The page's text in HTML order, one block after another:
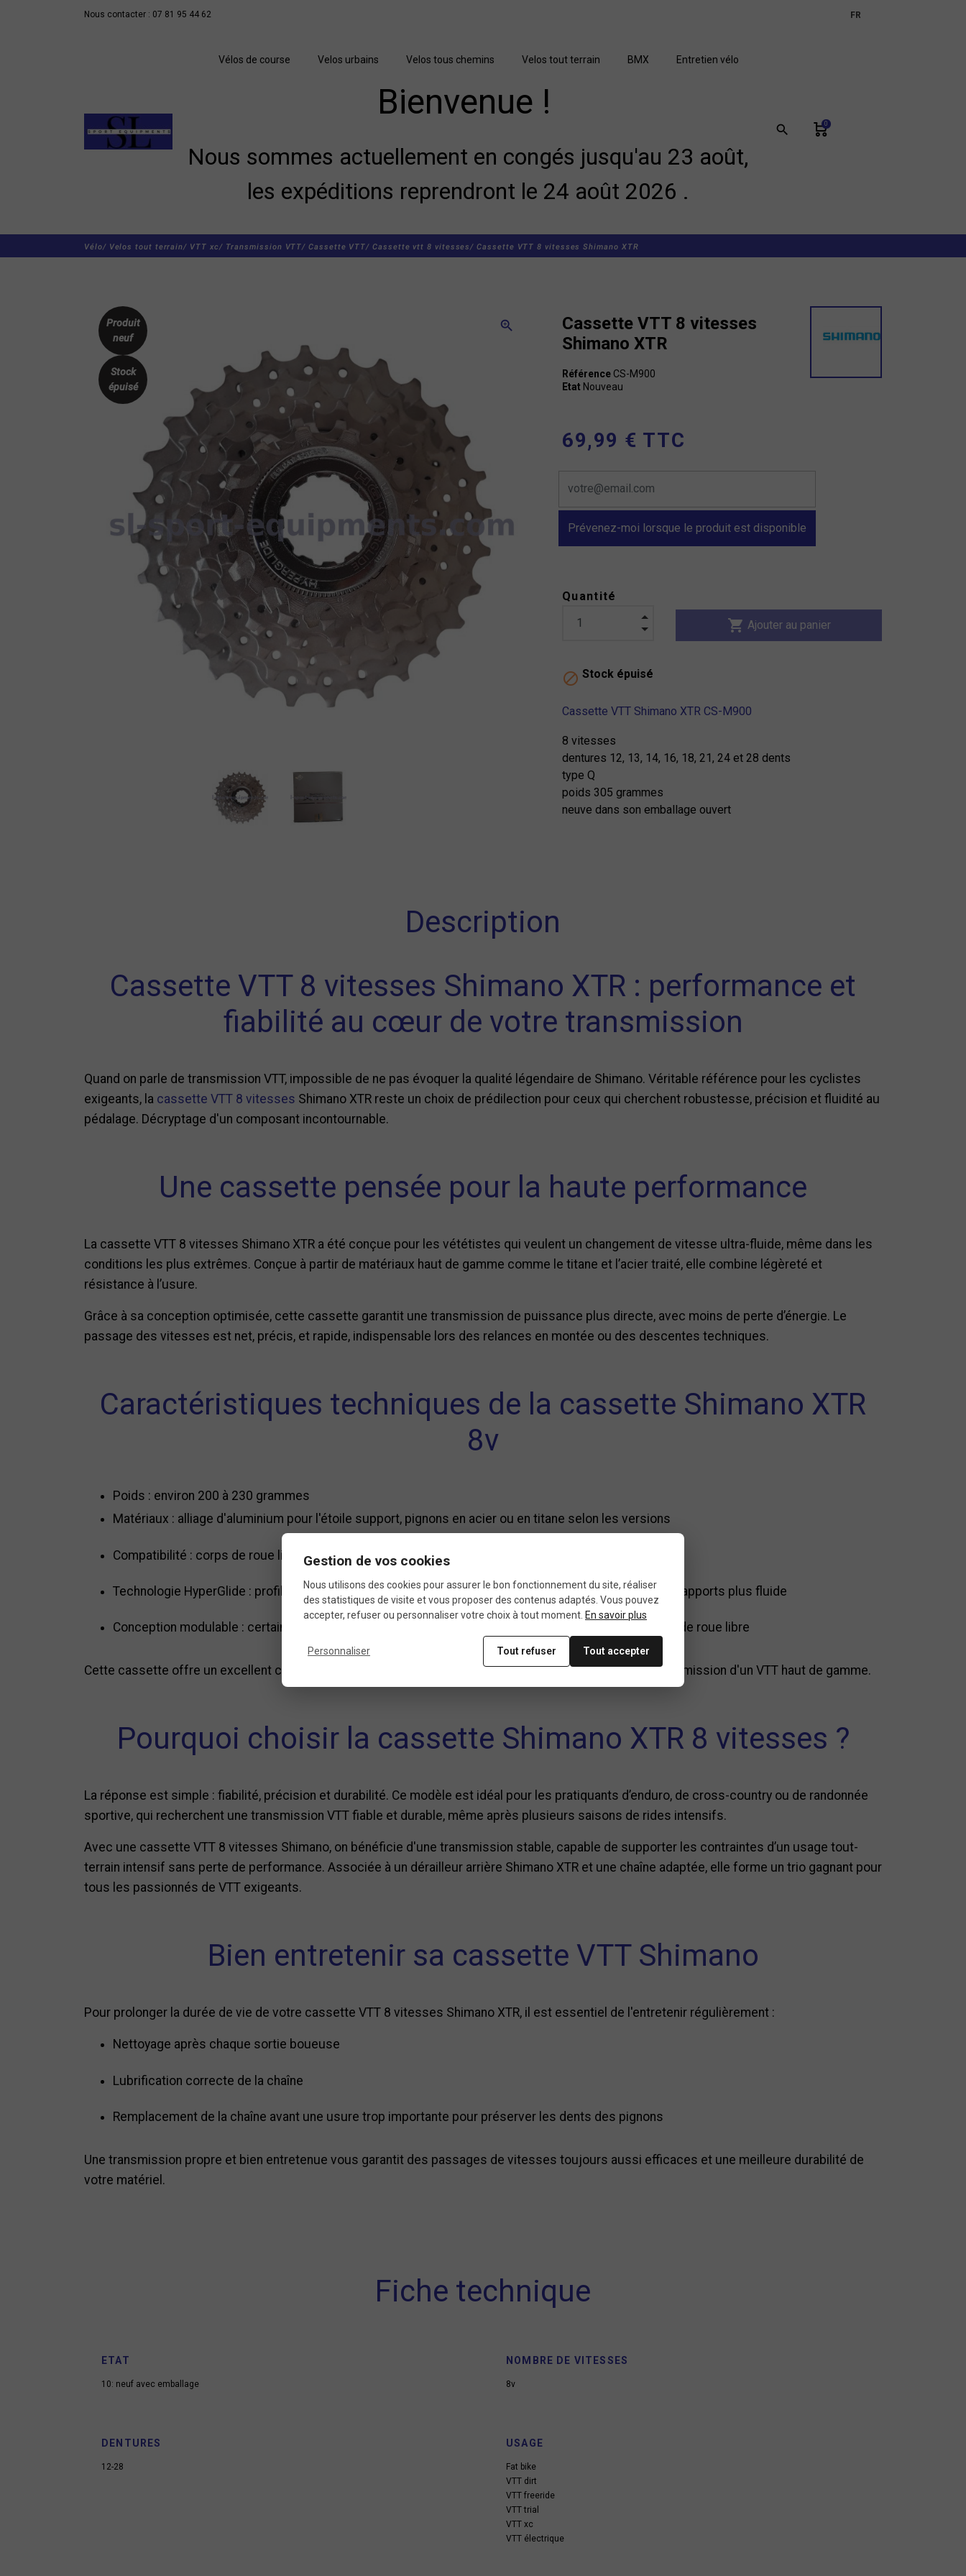
Nous contacter : 07 81 95 44 62
FR
Vélos de course Velos urbains Velos tous chemins Velos tout terrain BMX Entretien vélo
Bienvenue !
Nous sommes actuellement en congés jusqu'au 23 août,
les expéditions reprendront le 24 août 2026 .
search 0
Vélo/ Velos tout terrain/ VTT xc/ Transmission VTT/ Cassette VTT/ Cassette vtt 8 vitesses/ Cassette VTT 8 vitesses Shimano XTR
zoom_in
Produit
neuf
Stock
épuisé
Cassette VTT 8 vitesses
Shimano XTR
Référence CS-M900
Etat Nouveau
69,99 € TTC
Prévenez-moi lorsque le produit est disponible
Quantité
shopping_cart Ajouter au panier
 Stock épuisé
Cassette VTT Shimano XTR CS-M900
8 vitesses
dentures 12, 13, 14, 16, 18, 21, 24 et 28 dents
type Q
poids 305 grammes
neuve dans son emballage ouvert
Description
Cassette VTT 8 vitesses Shimano XTR : performance et
fiabilité au cœur de votre transmission
Quand on parle de transmission VTT, impossible de ne pas évoquer la qualité légendaire de Shimano. Véritable référence pour les cyclistes
exigeants, la cassette VTT 8 vitesses Shimano XTR reste un choix de prédilection pour ceux qui cherchent robustesse, précision et fluidité au
pédalage. Décryptage d'un composant incontournable.
Une cassette pensée pour la haute performance
La cassette VTT 8 vitesses Shimano XTR a été conçue pour les vététistes qui veulent un changement de vitesse ultra-fluide, même dans les
conditions les plus extrêmes. Conçue à partir de matériaux haut de gamme comme le titane et l’acier traité, elle combine légèreté et
résistance à l’usure.
Grâce à sa conception optimisée, cette cassette garantit une transmission de puissance plus directe, avec moins de perte d’énergie. Le
passage des vitesses est net, précis, et rapide, indispensable lors des relances en montée ou des descentes techniques.
Caractéristiques techniques de la cassette Shimano XTR
8v
Poids : environ 200 à 230 grammes
Matériaux : alliage d'aluminium pour l'étoile support, pignons en acier ou en titane selon les versions
Compatibilité : corps de roue libre Shimano standard, compatible avec les chaînes 8 vitesses
Technologie HyperGlide : profils de dents et rampes de changement optimisés pour un passage des rapports plus fluide
Conception modulable : certains pignons sont montés sur des supports pour limiter l’usure du corps de roue libre
Cette cassette offre un excellent compromis entre solidité et poids, deux critères essentiels dans la transmission d'un VTT haut de gamme.
Pourquoi choisir la cassette Shimano XTR 8 vitesses ?
La réponse est simple : fiabilité, précision et durabilité. Ce modèle est idéal pour les pratiquants d’enduro, de cross-country ou de randonnée
sportive, qui recherchent une transmission VTT fiable et durable, même après plusieurs saisons de rides intensifs.
Avec une cassette VTT 8 vitesses Shimano, on bénéficie d'une transmission stable, capable de supporter les contraintes d’un usage tout-
terrain intensif sans perte de performance. Associée à un dérailleur arrière Shimano XTR et une chaîne adaptée, elle forme un trio gagnant pour
tous les passionnés de VTT exigeants.
Bien entretenir sa cassette VTT Shimano
Pour prolonger la durée de vie de votre cassette VTT 8 vitesses Shimano XTR, il est essentiel de l'entretenir régulièrement :
Nettoyage après chaque sortie boueuse
Lubrification correcte de la chaîne
Remplacement de la chaîne avant une usure trop importante pour préserver les dents des pignons
Une transmission propre et bien entretenue vous garantit des passages de vitesses toujours aussi efficaces et une meilleure durabilité de
votre matériel.
Fiche technique
ETAT
10: neuf avec emballage
NOMBRE DE VITESSES
8v
DENTURES
12-28
USAGE
Fat bike
VTT dirt
VTT freeride
VTT trial
VTT xc
VTT électrique
Gestion de vos cookies
Nous utilisons des cookies pour assurer le bon fonctionnement du site, réaliser
des statistiques de visite et vous proposer des contenus adaptés. Vous pouvez
accepter, refuser ou personnaliser votre choix à tout moment. En savoir plus
Personnaliser Tout refuser Tout accepter